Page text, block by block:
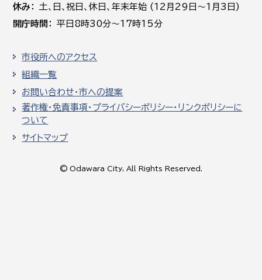
休み
土､日､祝日、休日、年末年始 (12月29日～1月3日)
開庁時間
平日8時30分～17時15分
市役所へのアクセス
組織一覧
お問い合わせ・市への提案
著作権・免責事項・プライバシーポリシー・リンクポリシーに
ついて
サイトマップ
© Odawara City, All Rights Reserved.